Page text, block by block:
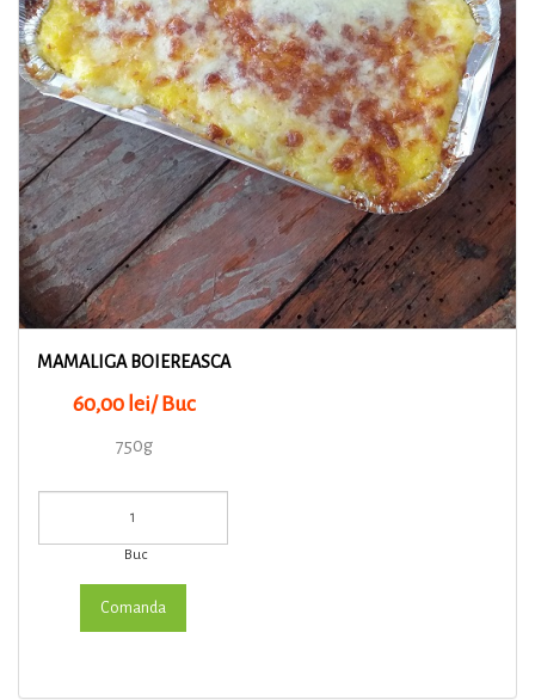
MAMALIGA BOIEREASCA
60,00 lei/ Buc
750g
Buc